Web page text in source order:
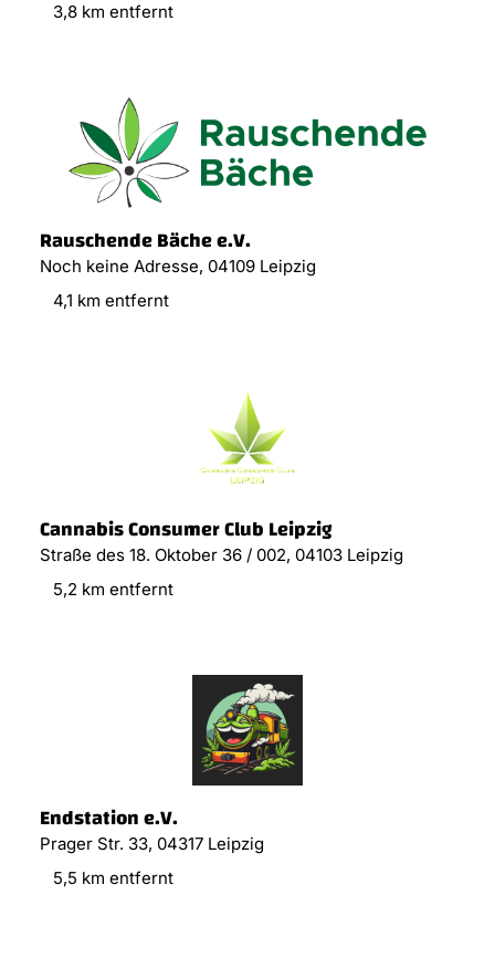
3,8 km entfernt
Rauschende Bäche e.V.
Noch keine Adresse, 04109 Leipzig
4,1 km entfernt
Cannabis Consumer Club Leipzig
Straße des 18. Oktober 36 / 002, 04103 Leipzig
5,2 km entfernt
Endstation e.V.
Prager Str. 33, 04317 Leipzig
5,5 km entfernt